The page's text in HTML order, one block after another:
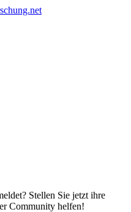
Stellen Sie jetzt ihre
Community helfen!